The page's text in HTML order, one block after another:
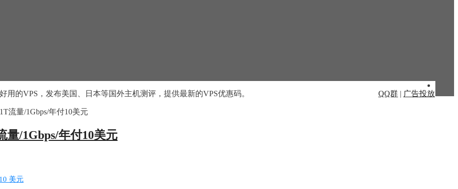
的VPS，发布美国、日本等国外主机测评，提供最新的VPS优惠码。 QQ群 | 广告投放
流量/1Gbps/年付10美元
量/1Gbps/年付10美元